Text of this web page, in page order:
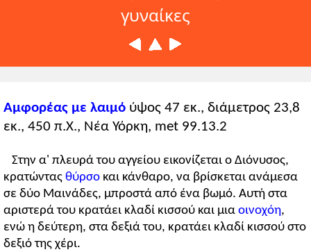
γυναίκες
Αμφορέας με λαιμό ύψος 47 εκ., διάμετρος 23,8
εκ., 450 π.Χ., Νέα Υόρκη, met 99.13.2
Στην α' πλευρά του αγγείου εικονίζεται ο Διόνυσος,
κρατώντας θύρσο και κάνθαρο, να βρίσκεται ανάμεσα
σε δύο Μαινάδες, μπροστά από ένα βωμό. Αυτή στα
αριστερά του κρατάει κλαδί κισσού και μια oινοχόη,
ενώ η δεύτερη, στα δεξιά του, κρατάει κλαδί κισσού στο
δεξιό της χέρι.